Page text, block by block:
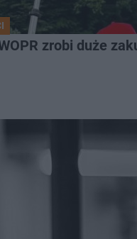
zrobi duże